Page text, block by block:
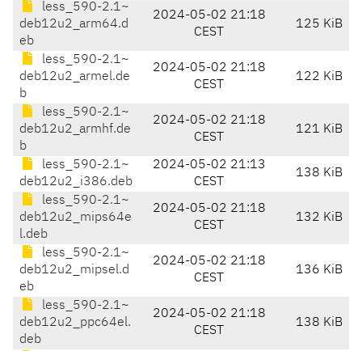
less_590-2.1~
deb12u2_arm64.d
eb
2024-05-02 21:18
CEST
125 KiB
less_590-2.1~
deb12u2_armel.de
b
2024-05-02 21:18
CEST
122 KiB
less_590-2.1~
deb12u2_armhf.de
b
2024-05-02 21:18
CEST
121 KiB
less_590-2.1~
deb12u2_i386.deb
2024-05-02 21:13
CEST
138 KiB
less_590-2.1~
deb12u2_mips64e
l.deb
2024-05-02 21:18
CEST
132 KiB
less_590-2.1~
deb12u2_mipsel.d
eb
2024-05-02 21:18
CEST
136 KiB
less_590-2.1~
deb12u2_ppc64el.
deb
2024-05-02 21:18
CEST
138 KiB